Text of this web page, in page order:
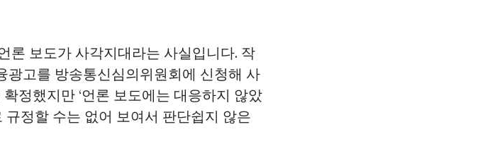
론 보도가 사각지대라는 사실입니다. 작
광고를 방송통신심의위원회에 신청해 사
정했지만 ‘언론 보도에는 대응하지 않았
정할 수는 없어 보여서 판단쉽지 않은